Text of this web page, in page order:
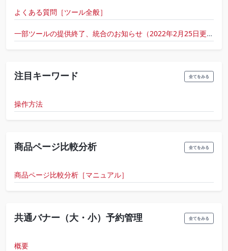
よくある質問［ツール全般］
一部ツールの提供終了、統合のお知らせ（2022年2月25日更新）
注目キーワード 全てをみる
操作方法
商品ページ比較分析 全てをみる
商品ページ比較分析［マニュアル］
共通バナー（大・小）予約管理 全てをみる
概要